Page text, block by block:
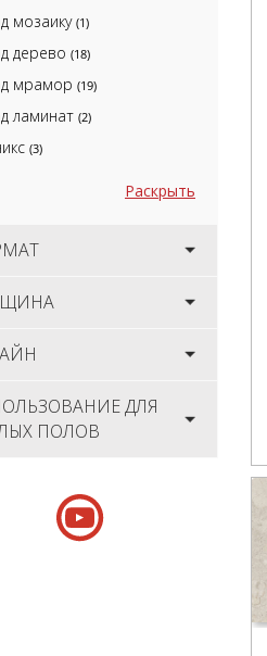
мозаику (1)
дерево (18)
мрамор (19)
ламинат (2)
(3)
Раскрыть
ДЛЯ
ПОЛОВ